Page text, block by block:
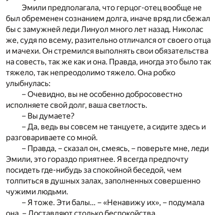
Эмили предполагала, что герцог-отец вообще не
был обременен сознанием долга, иначе вряд ли сбежал
бы с замужней леди Линуол много лет назад. Николас
же, судя по всему, разительно отличался от своего отца
и мачехи. Он стремился выполнять свои обязательства
на совесть, так же как и она. Правда, иногда это было так
тяжело, так непреодолимо тяжело. Она робко
улыбнулась:
– Очевидно, вы не особенно добросовестно
исполняете свой долг, ваша светлость.
– Вы думаете?
– Да, ведь вы совсем не танцуете, а сидите здесь и
разговариваете со мной.
– Правда, – сказал он, смеясь, – поверьте мне, леди
Эмили, это гораздо приятнее. Я всегда предпочту
посидеть где-нибудь за спокойной беседой, чем
толпиться в душных залах, заполненных совершенно
чужими людьми.
– Я тоже. Эти балы… – «Ненавижу их», – подумала